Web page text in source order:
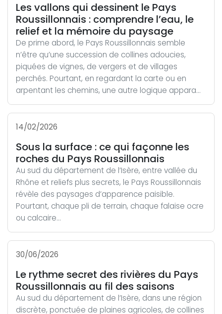
Les vallons qui dessinent le Pays
Roussillonnais : comprendre l’eau, le
relief et la mémoire du paysage
De prime abord, le Pays Roussillonnais semble
n’être qu’une succession de collines adoucies,
piquées de vignes, de vergers et de villages
perchés. Pourtant, en regardant la carte ou en
arpentant les chemins, une autre logique appara...
14/02/2026
Sous la surface : ce qui façonne les
roches du Pays Roussillonnais
Au sud du département de l’Isère, entre vallée du
Rhône et reliefs plus secrets, le Pays Roussillonnais
révèle des paysages d’apparence paisible.
Pourtant, chaque pli de terrain, chaque falaise ocre
ou calcaire...
30/06/2026
Le rythme secret des rivières du Pays
Roussillonnais au fil des saisons
Au sud du département de l’Isère, dans une région
discrète, ponctuée de plaines agricoles, de collines